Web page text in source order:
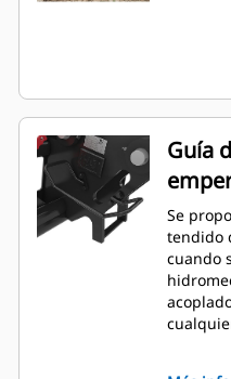
Guía
Se
tendido
cuando